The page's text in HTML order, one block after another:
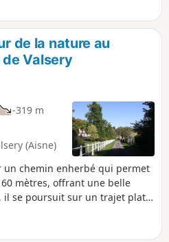
Le passage devant le
invite aussi à une visite du
découverte rurale et vue
de la plaine sur la ferme du
très ombragé entre les points
arbres, on passe près de
une des premières propriétés
de 2 km, puis près du
en fin de circuit près de la
Partout le chemin est large et
de la nature au
Valsery
-319 m
(Aisne)
un chemin enherbé qui permet
mètres, offrant une belle
il se poursuit sur un trajet plat
en avançant